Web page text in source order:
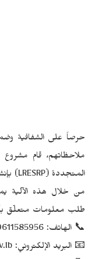
حرصاً على الشفافية
ملاحظاتهم، قام مشروع
المتجددة (LRESRP)
من خلال هذه الآلية
طلب معلومات متعلّق
📞الهاتف: ‎+9611585956
📧البريد الإلكتروني: Iresr-grm@edl.gov.lb